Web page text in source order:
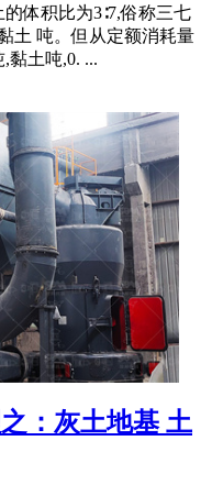
体积比为3∶7,俗称三七
土 吨。但从定额消耗量
黏土吨,0. ...
：灰土地基 土